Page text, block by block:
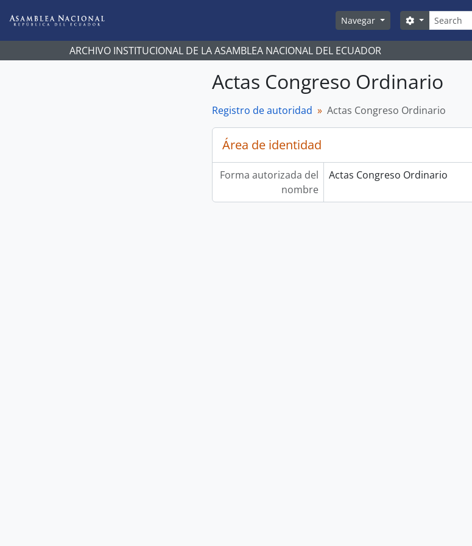
Navegar
Búsqueda
Search options
ARCHIVO INSTITUCIONAL DE LA ASAMBLEA NACIONAL DEL ECUADOR
Actas Congreso Ordinario
Registro de autoridad Actas Congreso Ordinario
Área de identidad
Forma autorizada del
nombre
Actas Congreso Ordinario